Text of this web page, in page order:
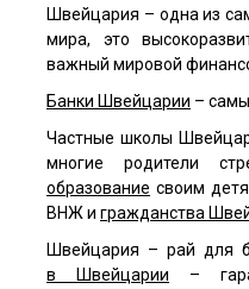
Швейцария – одна из
мира, это
важный мировой
Банки Швейцарии –
Частные школы
многие родители
образование своим
ВНЖ и гражданства
Швейцария – рай для
в Швейцарии –